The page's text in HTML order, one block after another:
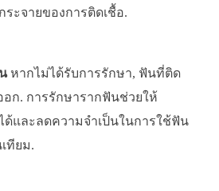
ะจายของการติดเชื้อ.
หากไม่ได้รับการรักษา, ฟันที่ติด
อก. การรักษารากฟันช่วยให้
ด้และลดความจำเป็นในการใช้ฟัน
ทียม.